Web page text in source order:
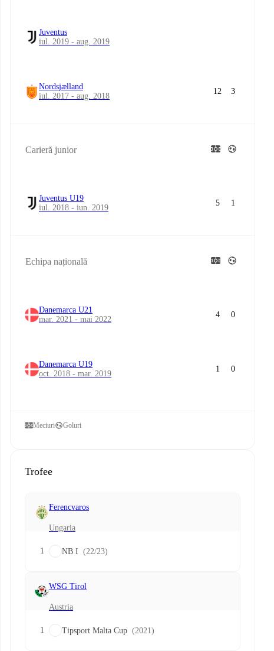
Juventus
iul. 2019 - aug. 2019
Nordsjælland
iul. 2017 - aug. 2018
12 3
Carieră junior
Juventus U19
iul. 2018 - iun. 2019
5 1
Echipa națională
Danemarca U21
mar. 2021 - mai 2022
4 0
Danemarca U19
oct. 2018 - mar. 2019
1 0
Meciuri Goluri
Trofee
Ferencvaros
Ungaria
1 NB I (22/23)
WSG Tirol
Austria
1 Tipsport Malta Cup (2021)